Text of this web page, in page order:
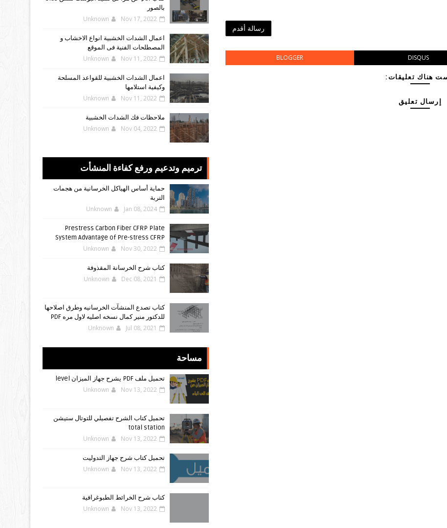
رسالة أقدم
BLOGGER DISQUS
هناك تعليقات:
إرسال تعليق
بالصور
Unknown Nov 17, 2022
اعمال الشدات الخشبية انواع الاخشاب و
المصطلحات الفنية فى الموقع
Unknown Nov 11, 2022
اعمال الشدات الخشبية للقواعد المسلحة
وكيفية استلامها
Unknown Nov 11, 2022
ملاحظات فك الشدات الخشبية
Unknown Nov 04, 2022
ترميم وتدعيم ورفع كفاءة المنشأت
حماية أساس الهياكل الخرسانية من هجمات
التربة
Unknown Jan 08, 2024
Prestress Carbon Fiber CFRP Plate
System Advantage of Pre-stress CFRP
Unknown Nov 30, 2022
كتاب شرح الخرسانة المقذوفة
Unknown Dec 08, 2021
كتاب تصدع المنشآت الخرسانيه وطرق اصلاحها
للدكتور منير كمال نسخه اصليه لاول مره PDF
Unknown Jul 08, 2021
مساحة
تحميل ملف PDF يشرح جهاز الميزان level
Unknown Nov 13, 2022
تحميل كتاب الشرح تفصيلي للتوتال ستيشن
total station
Unknown Nov 13, 2022
تحميل كتاب شرح جهاز التدوليت
Unknown Nov 13, 2022
كتاب شرح الخرائط الطبوغرافية
Unknown Nov 13, 2022